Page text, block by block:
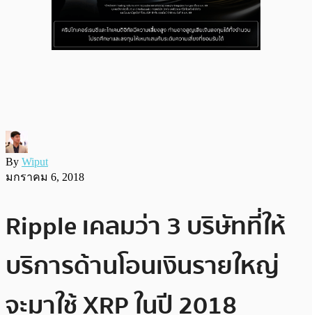
By Wiput
มกราคม 6, 2018
Ripple เคลมว่า 3 บริษัทที่ให้
บริการด้านโอนเงินรายใหญ่
จะมาใช้ XRP ในปี 2018